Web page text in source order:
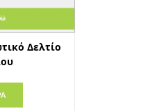
Δελτίο